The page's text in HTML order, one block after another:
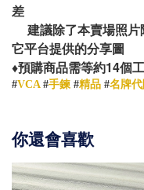
差
建議除了本賣場照
它平台提供的分享圖
♦️預購商品需等約14個
#VCA #手鍊 #精品 #名牌
你還會喜歡